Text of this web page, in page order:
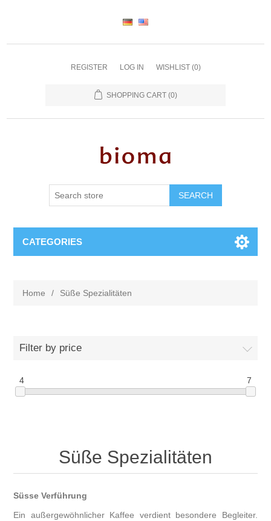
REGISTER LOG IN WISHLIST (0)
SHOPPING CART (0)
SEARCH
CATEGORIES
Home / Süße Spezialitäten
Filter by price
4 7
Süße Spezialitäten
Süsse Verführung
Ein außergewöhnlicher Kaffee verdient besondere Begleiter.